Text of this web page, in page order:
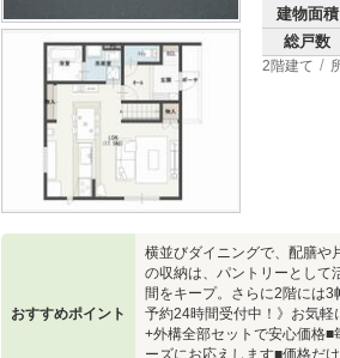
建物面積
総戸数
2階建て
おすすめポイント
横並びダイニングで、配膳や
の収納は、パントリーとして
間をキープ。さらに2階には
予約24時間受付中！》お気軽
+外構全部セットで安心価格
ーズにお応えします■価格だ